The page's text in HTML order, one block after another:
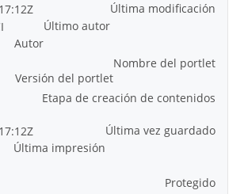
Última modificación
Último autor
Autor
Nombre del portlet
Versión del portlet
Etapa de creación de contenidos
Última vez guardado
Última impresión
Protegido